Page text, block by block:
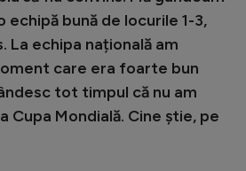
bună de locurile 1-3,
La echipa națională am
care era foarte bun
tot timpul că nu am
Cupa Mondială. Cine știe, pe